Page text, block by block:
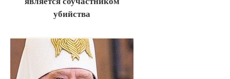
убийства